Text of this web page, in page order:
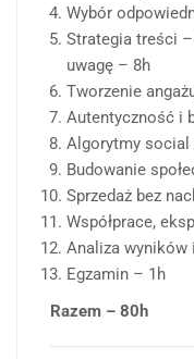
Wybór
Strategia treści
uwagę – 8h
Tworzenie
Autentyczność i
Algorytmy social
Budowanie
Sprzedaż bez
Współprace,
Analiza
Egzamin – 1h
Razem – 80h